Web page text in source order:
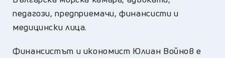
педагози, предприемачи, финансисти и
медицински лица.
Финансистът и икономист Юлиан Войнов е